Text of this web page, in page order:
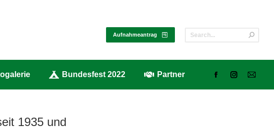
Aufnahmeantrag
Bundesfest 2022 Partner
1935 und